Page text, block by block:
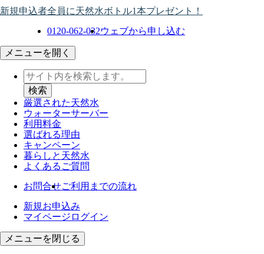
新規申込者全員に天然水ボトル1本プレゼント！
0120-062-032ウェブから申し込む
メニューを開く
厳選された天然水
ウォーターサーバー
利用料金
選ばれる理由
キャンペーン
暮らしと天然水
よくあるご質問
お問合せご利用までの流れ
新規お申込み
マイページログイン
メニューを閉じる